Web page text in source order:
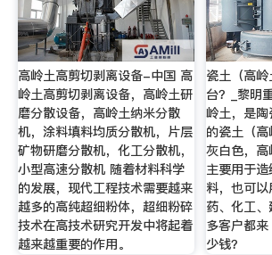
高岭土高剪切剥离设备-中国 高
岭土高剪切剥离设备，高岭土研
磨分散设备，高岭土纳米分散
机，涂料填料均质分散机，片层
矿物研磨分散机，化工分散机，
小型高速分散机 随着材料科学
的发展，现代工程技术需要越来
越多的高纯超细粉体，超细粉碎
技术在高技术研究开发中将起着
越来越重要的作用。
瓷土（高
台？_黎明
岭土，是
的瓷土（
灰白色，高
主要用于
料，也可
药、化工
多客户都
少钱？